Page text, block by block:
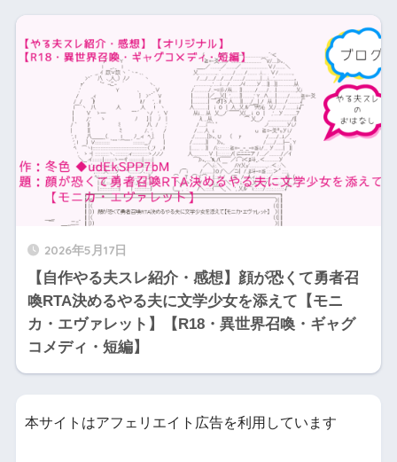
2026年5月17日
【自作やる夫スレ紹介・感想】顔が恐くて勇者召
喚RTA決めるやる夫に文学少女を添えて【モニ
カ・エヴァレット】【R18・異世界召喚・ギャグ
コメディ・短編】
本サイトはアフェリエイト広告を利用しています